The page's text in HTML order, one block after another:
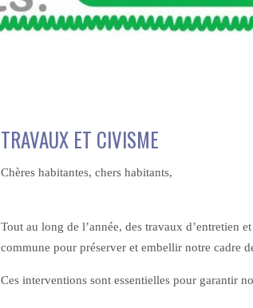
TRAVAUX ET CIVISME
Chères habitantes, chers habitants,
Tout au long de l’année, des travaux d’entretien
commune pour préserver et embellir notre cadre
Ces interventions sont essentielles pour garantir